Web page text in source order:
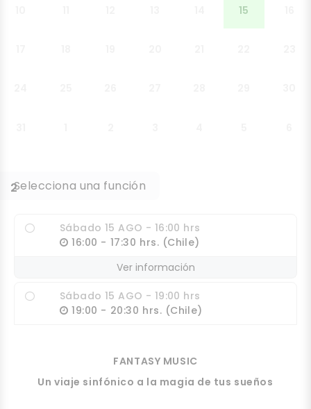
15
Selecciona una función
2
Sábado 15 AGO - 16:00 hrs
16:00 - 17:30 hrs. (Chile)
Ver información
Sábado 15 AGO - 19:00 hrs
19:00 - 20:30 hrs. (Chile)
FANTASY MUSIC
Un viaje sinfónico a la magia de tus sueños